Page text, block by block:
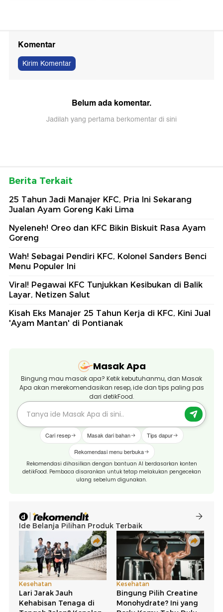
Komentar
Kirim Komentar
Belum ada komentar.
Jadilah yang pertama berkomentar di sini
Berita Terkait
25 Tahun Jadi Manajer KFC, Pria Ini Sekarang
Jualan Ayam Goreng Kaki Lima
Nyeleneh! Oreo dan KFC Bikin Biskuit Rasa Ayam
Goreng
Wah! Sebagai Pendiri KFC, Kolonel Sanders Benci
Menu Populer Ini
Viral! Pegawai KFC Tunjukkan Kesibukan di Balik
Layar, Netizen Salut
Kisah Eks Manajer 25 Tahun Kerja di KFC, Kini Jual
'Ayam Mantan' di Pontianak
Masak Apa
Bingung mau masak apa? Ketik kebutuhanmu, dan Masak
Apa akan merekomendasikan resep, ide dan tips paling pas
dari detikFood.
Cari resep Masak dari bahan Tips dapur
Rekomendasi menu berbuka
Rekomendasi dihasilkan dengan bantuan AI berdasarkan konten
detikFood. Pembaca disarankan untuk tetap melakukan pengecekan
ulang sebelum digunakan.